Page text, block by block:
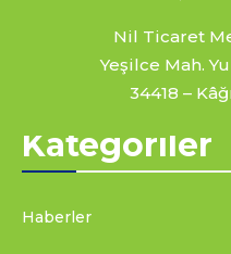
Nil Ticaret
Yeşilce Mah.
34418 –
Kategoriler
Haberler